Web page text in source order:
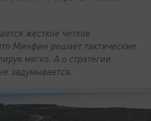
жесткое четкое
Минфин решает тактические
мягко. А о стратегии
задумывается.